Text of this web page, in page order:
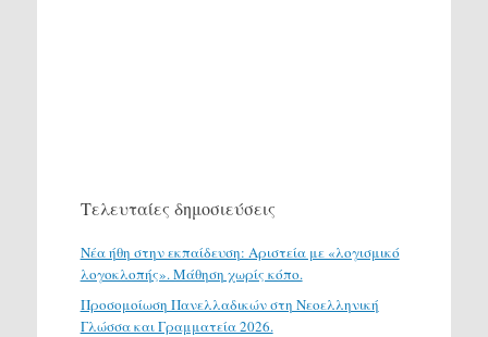
Τελευταίες δημοσιεύσεις
Νέα ήθη στην εκπαίδευση: Αριστεία με «λογισμικό
λογοκλοπής». Μάθηση χωρίς κόπο.
Προσομοίωση Πανελλαδικών στη Νεοελληνική
Γλώσσα και Γραμματεία 2026.